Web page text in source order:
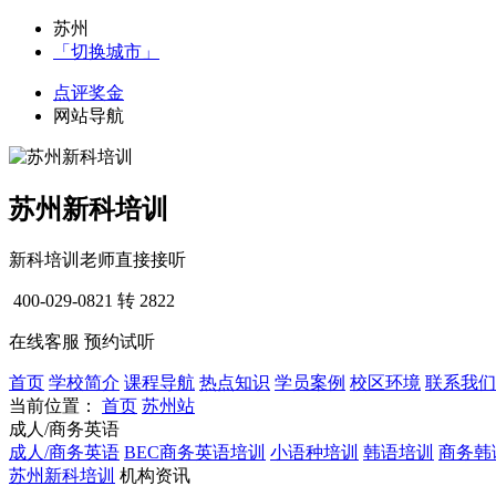
苏州
「切换城市」
点评奖金
网站导航
苏州新科培训
新科培训老师直接接听
400-029-0821 转 2822
在线客服 预约试听
首页 学校简介 课程导航 热点知识 学员案例 校区环境 联系我们
当前位置：
首页 苏州站
成人/商务英语
成人/商务英语 BEC商务英语培训 小语种培训 韩语培训 商务韩
苏州新科培训 机构资讯